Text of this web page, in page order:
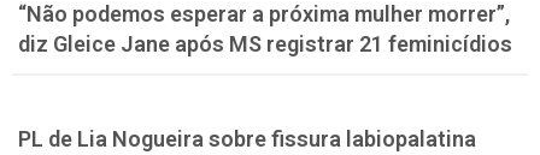
“Não podemos esperar a próxima mulher morrer”,
diz Gleice Jane após MS registrar 21 feminicídios
PL de Lia Nogueira sobre fissura labiopalatina